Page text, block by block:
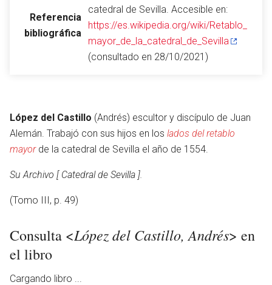
Referencia
bibliográfica
catedral de Sevilla. Accesible en:
https://es.wikipedia.org/wiki/Retablo_
mayor_de_la_catedral_de_Sevilla
(consultado en 28/10/2021)
López del Castillo (Andrés) escultor y discípulo de Juan
Alemán. Trabajó con sus hijos en los lados del retablo
mayorde la catedral de Sevilla el año de 1554.
Su Archivo [ Catedral de Sevilla ].
(Tomo III, p. 49)
Consulta <López del Castillo, Andrés> en
el libro
Cargando libro ...